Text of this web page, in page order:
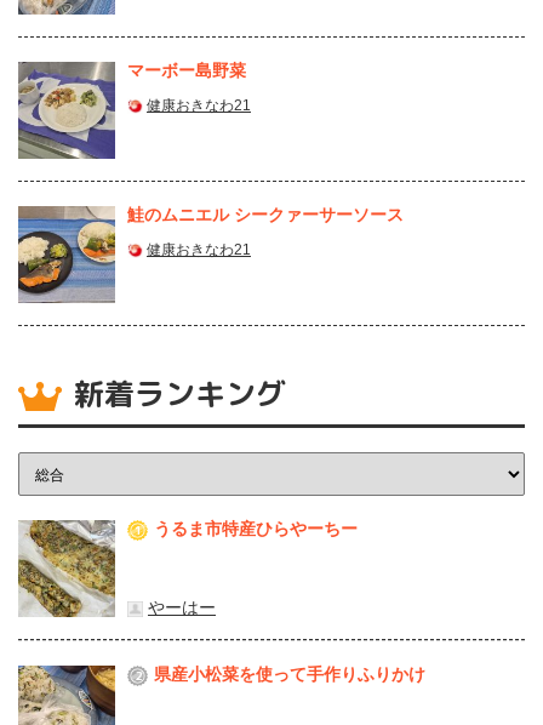
マーボー島野菜
健康おきなわ21
鮭のムニエル シークァーサーソース
健康おきなわ21
新着ランキング
1 うるま市特産ひらやーちー
やーはー
2 県産⼩松菜を使って⼿作りふりかけ